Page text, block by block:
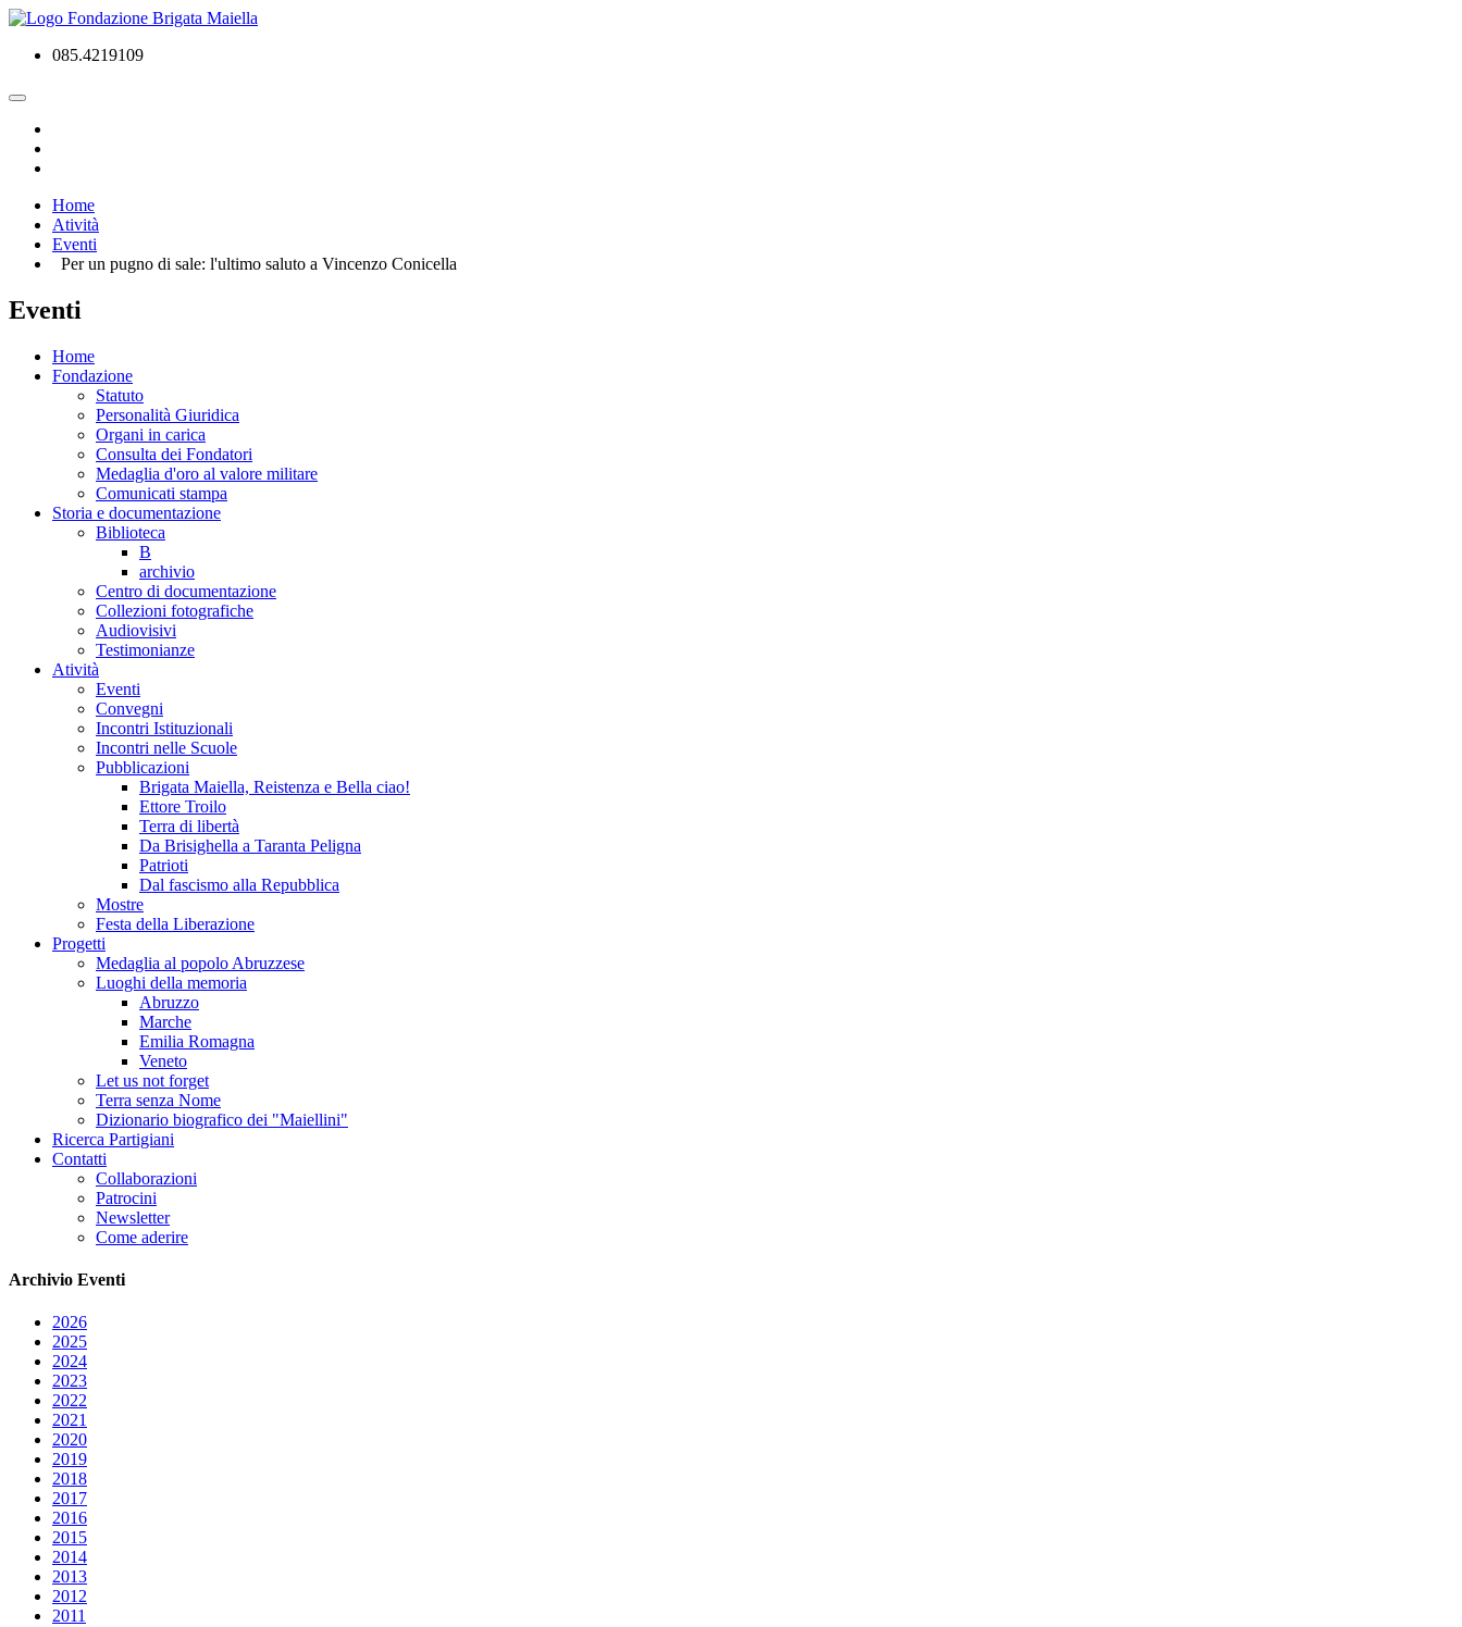
085.4219109
Home
Atività
Eventi
Per un pugno di sale: l'ultimo saluto a Vincenzo Conicella
Eventi
Home
Fondazione
Statuto
Personalità Giuridica
Organi in carica
Consulta dei Fondatori
Medaglia d'oro al valore militare
Comunicati stampa
Storia e documentazione
Biblioteca
B
archivio
Centro di documentazione
Collezioni fotografiche
Audiovisivi
Testimonianze
Atività
Eventi
Convegni
Incontri Istituzionali
Incontri nelle Scuole
Pubblicazioni
Brigata Maiella, Reistenza e Bella ciao!
Ettore Troilo
Terra di libertà
Da Brisighella a Taranta Peligna
Patrioti
Dal fascismo alla Repubblica
Mostre
Festa della Liberazione
Progetti
Medaglia al popolo Abruzzese
Luoghi della memoria
Abruzzo
Marche
Emilia Romagna
Veneto
Let us not forget
Terra senza Nome
Dizionario biografico dei "Maiellini"
Ricerca Partigiani
Contatti
Collaborazioni
Patrocini
Newsletter
Come aderire
Archivio Eventi
2026
2025
2024
2023
2022
2021
2020
2019
2018
2017
2016
2015
2014
2013
2012
2011